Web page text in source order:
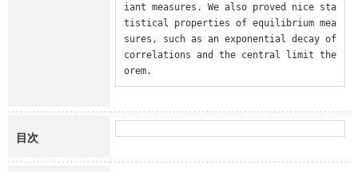
iant measures. We also proved nice sta
tistical properties of equilibrium mea
sures, such as an exponential decay of
correlations and the central limit the
orem.
目次